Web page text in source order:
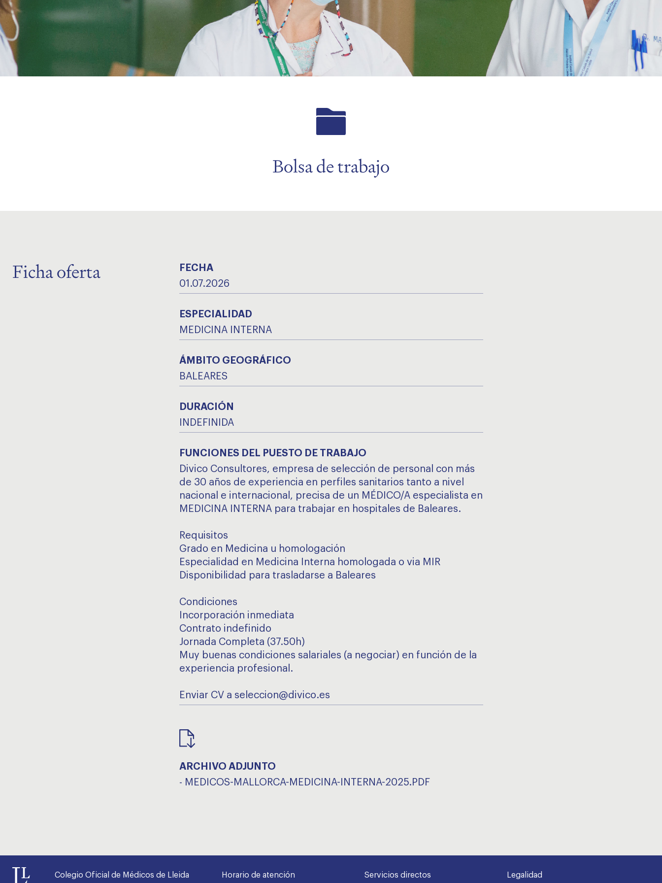
Bolsa de trabajo
Ficha oferta
FECHA
01.07.2026
ESPECIALIDAD
MEDICINA INTERNA
ÁMBITO GEOGRÁFICO
BALEARES
DURACIÓN
INDEFINIDA
FUNCIONES DEL PUESTO DE TRABAJO
Divico Consultores, empresa de selección de personal con más
de 30 años de experiencia en perfiles sanitarios tanto a nivel
nacional e internacional, precisa de un MÉDICO/A especialista en
MEDICINA INTERNA para trabajar en hospitales de Baleares.
Requisitos
Grado en Medicina u homologación
Especialidad en Medicina Interna homologada o via MIR
Disponibilidad para trasladarse a Baleares
Condiciones
Incorporación inmediata
Contrato indefinido
Jornada Completa (37.50h)
Muy buenas condiciones salariales (a negociar) en función de la
experiencia profesional.
Enviar CV a seleccion@divico.es
ARCHIVO ADJUNTO
- MEDICOS-MALLORCA-MEDICINA-INTERNA-2025.PDF
Colegio Oficial de Médicos de Lleida Horario de atención Servicios directos Legalidad